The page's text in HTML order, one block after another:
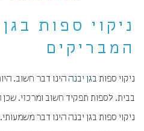
ניקוי ספות
המבריקים
ניקוי ספות בגן יבנההינו דבר חשוב.
בבית. לספות תפקיד חשוב ומרכזי.
ניקוי ספות בגן יבנה הינו דבר